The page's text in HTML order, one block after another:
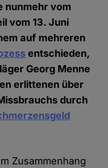
nunmehr vom
vom 13. Juni
auf mehreren
entschieden,
Georg Menne
erlittenen über
durch
Zusammenhang